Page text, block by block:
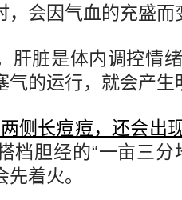
，会因气血的充盛而
肝脏是体内调控情
气的运行，就会产
侧长痘痘，还会出
档胆经的“一亩三分
着火。